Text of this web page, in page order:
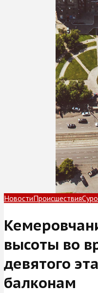
НовостиПроисшествия
высоты во
девятого
балконам